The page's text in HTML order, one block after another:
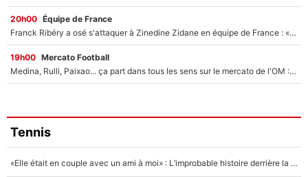
20h00 Équipe de France
Franck Ribéry a osé s'attaquer à Zinedine Zidane en équipe de France : «Je n'aurais jamais fait ça»
19h00 Mercato Football
Medina, Rulli, Paixao... ça part dans tous les sens sur le mercato de l'OM : Frank McCourt va enfin récupérer l'argent qu'il attend ?
Tennis
«Elle était en couple avec un ami à moi» : L’improbable histoire derrière la «seule relation longue» de Novak Djokovic